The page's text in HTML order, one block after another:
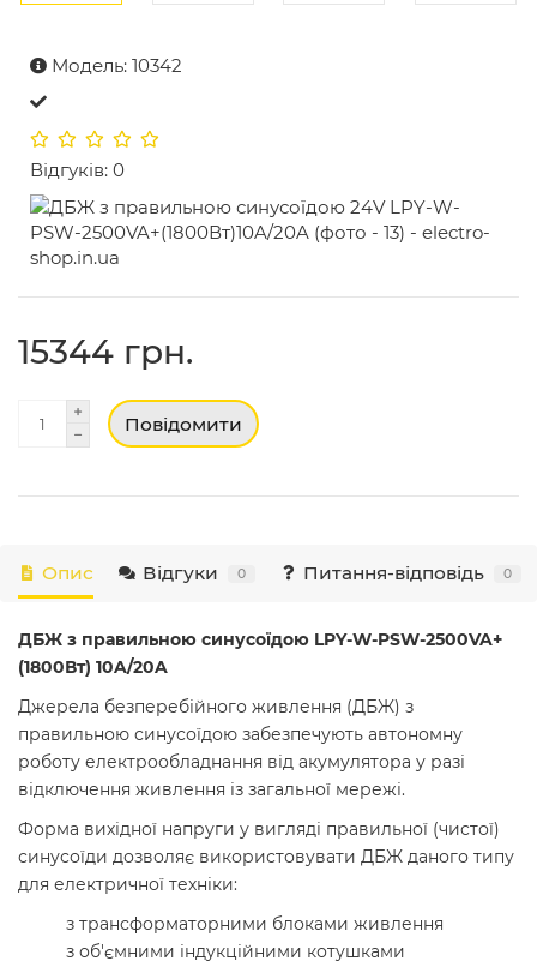
Модель: 10342
Відгуків: 0
15344 грн.
Повідомити
Опис Відгуки 0 Питання-відповідь 0
ДБЖ з правильною синусоїдою LPY-W-PSW-2500VA+
(1800Вт) 10A/20A
Джерела безперебійного живлення (ДБЖ) з
правильною синусоїдою забезпечують автономну
роботу електрообладнання від акумулятора у разі
відключення живлення із загальної мережі.
Форма вихідної напруги у вигляді правильної (чистої)
синусоїди дозволяє використовувати ДБЖ даного типу
для електричної техніки:
з трансформаторними блоками живлення
з об'ємними індукційними котушками